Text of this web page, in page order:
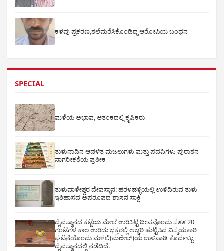
ಕಳವು ಪ್ರಕರಣ,ತಲೆಮರೆಸಿಕೊಂಡಿದ್ದ ಆರೋಪಿಯ ಬಂಧನ
SPECIAL
ಮಳೆಯ ಅಭಾವ, ಆತಂಕದಲ್ಲಿ ಕೃಷಿಕರು
ತುಳುನಾಡಿನ ಆಡಳಿತ ಮಜಲುಗಳು ಮತ್ತು ಪದವಿಗಳು ಪುರಾತನ
ನಾಗರೀಕತೆಯ ಪ್ರತೀಕ
ತುಳುವಾಳೇಶ್ವರ ದೇವಸ್ಥಾನ: ಹರಳಹಳ್ಳಿಯಲ್ಲಿ ಉಳಿದಿರುವ ತುಳು
ಇತಿಹಾಸದ ಅಪರೂಪದ ಶಾಸನ ಸಾಕ್ಷಿ
ದೈವಸ್ಥಾನದ ಕಟ್ಟೆಯ ಮೇಲೆ ಉರಿಸಿಟ್ಟ ದೀಪವೊಂದು ಸತತ 20
ಗಂಟೆಗಳ ಕಾಲ ಉರಿದು ಭಕ್ತರಲ್ಲಿ ಅಚ್ಚರಿ ಹುಟ್ಟಿಸಿದ ವಿಸ್ಮಯಕಾರಿ
ಘಟನೆಯೊಂದು ಮಳಲಿ(ಮಣೇಲ್)ಯ ಉಳಿಪಾಡಿ ಕೊರ್ದಬ್ಬು
ದೈವಸ್ಥಾನದಲ್ಲಿ ನಡೆದಿದೆ.